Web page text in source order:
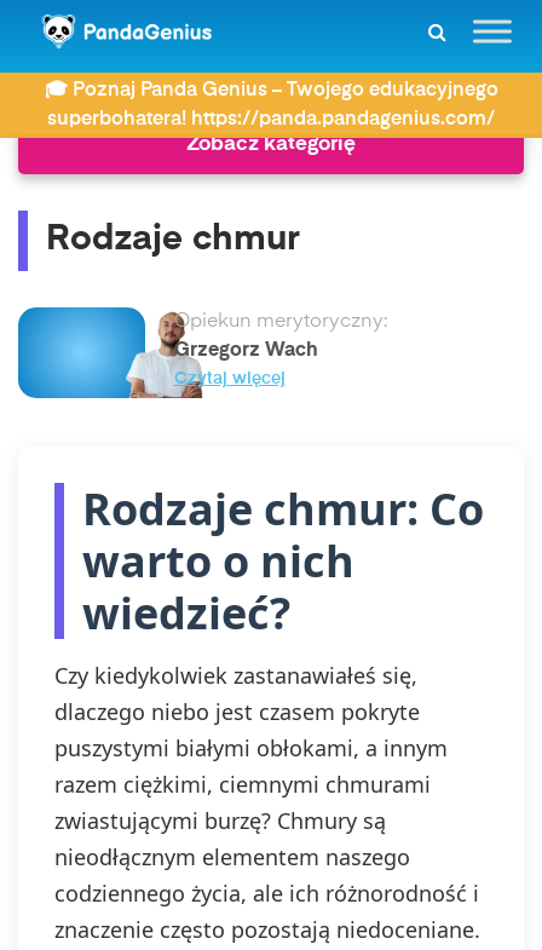
🎓 Poznaj Panda Genius – Twojego edukacyjnego
superbohatera! https://panda.pandagenius.com/
ZDAY Geografia Rodzaje chmur
Zobacz kategorię
Rodzaje chmur
Opiekun merytoryczny:
Grzegorz Wach
Czytaj więcej
Rodzaje chmur: Co
warto o nich
wiedzieć?
Czy kiedykolwiek zastanawiałeś się,
dlaczego niebo jest czasem pokryte
puszystymi białymi obłokami, a innym
razem ciężkimi, ciemnymi chmurami
zwiastującymi burzę? Chmury są
nieodłącznym elementem naszego
codziennego życia, ale ich różnorodność i
znaczenie często pozostają niedoceniane.